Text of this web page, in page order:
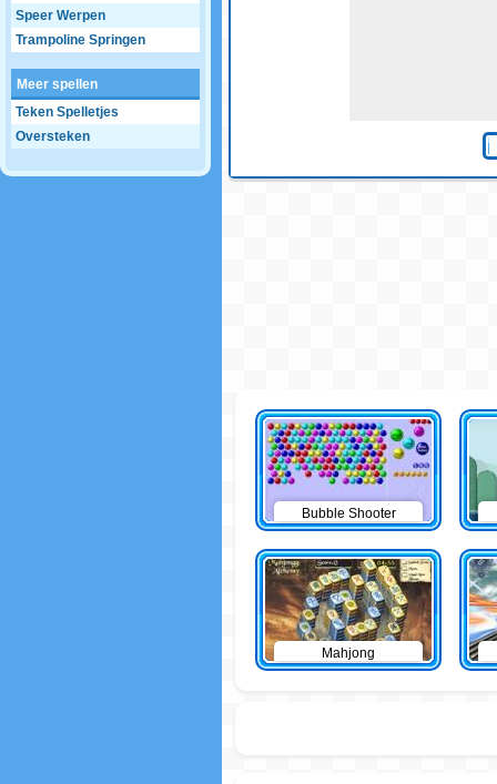
Speer Werpen
Trampoline Springen
Meer spellen
Teken Spelletjes
Oversteken
Bubble Shooter
Mahjong